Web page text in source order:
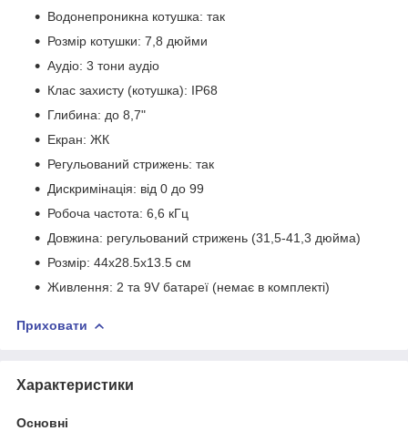
Водонепроникна котушка: так
Розмір котушки: 7,8 дюйми
Аудіо: 3 тони аудіо
Клас захисту (котушка): IP68
Глибина: до 8,7"
Екран: ЖК
Регульований стрижень: так
Дискримінація: від 0 до 99
Робоча частота: 6,6 кГц
Довжина: регульований стрижень (31,5-41,3 дюйма)
Розмір: 44x28.5x13.5 см
Живлення: 2 та 9V батареї (немає в комплекті)
Приховати
Характеристики
Основні